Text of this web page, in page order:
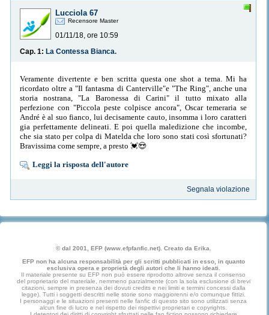
Lucciola 67
Recensore Master
01/11/18, ore 10:59
Cap. 1: La Contessa Bianca.
Veramente divertente e ben scritta questa one shot a tema. Mi ha
ricordato oltre a "Il fantasma di Canterville"e "The Ring", anche una
storia nostrana, "La Baronessa di Carini" il tutto mixato alla
perfezione con "Piccola peste colpisce ancora", Oscar temeraria se
André è al suo fianco, lui decisamente cauto, insomma i loro caratteri
gia perfettamente delineati. E poi quella maledizione che incombe,
che sia stato per colpa di Matelda che loro sono stati così sfortunati?
Bravissima come sempre, a presto 💓😍
Leggi la risposta dell'autore
Segnala violazione
© dal 2001, EFP (www.efpfanfic.net). Creato da Erika.
EFP non ha alcuna responsabilità per gli scritti pubblicati in esso, in quanto
esclusiva opera e proprietà degli autori che li hanno ideati.
Il materiale presente su EFP non può essere riprodotto altrove senza il consenso
del proprietario del materiale, nemmeno parzialmente (con la sola esclusione di brevi
citazioni, sempre in presenza dei dovuti credits e nei limiti e termini concessi dalla
legge). Tutti i soggetti descritti nelle storie sono maggiorenni e/o comunque fittizi.
I personaggi e le situazioni presenti nelle fanfic di questo sito sono utilizzati senza
alcun fine di lucro e nel rispetto dei rispettivi proprietari e copyrights.